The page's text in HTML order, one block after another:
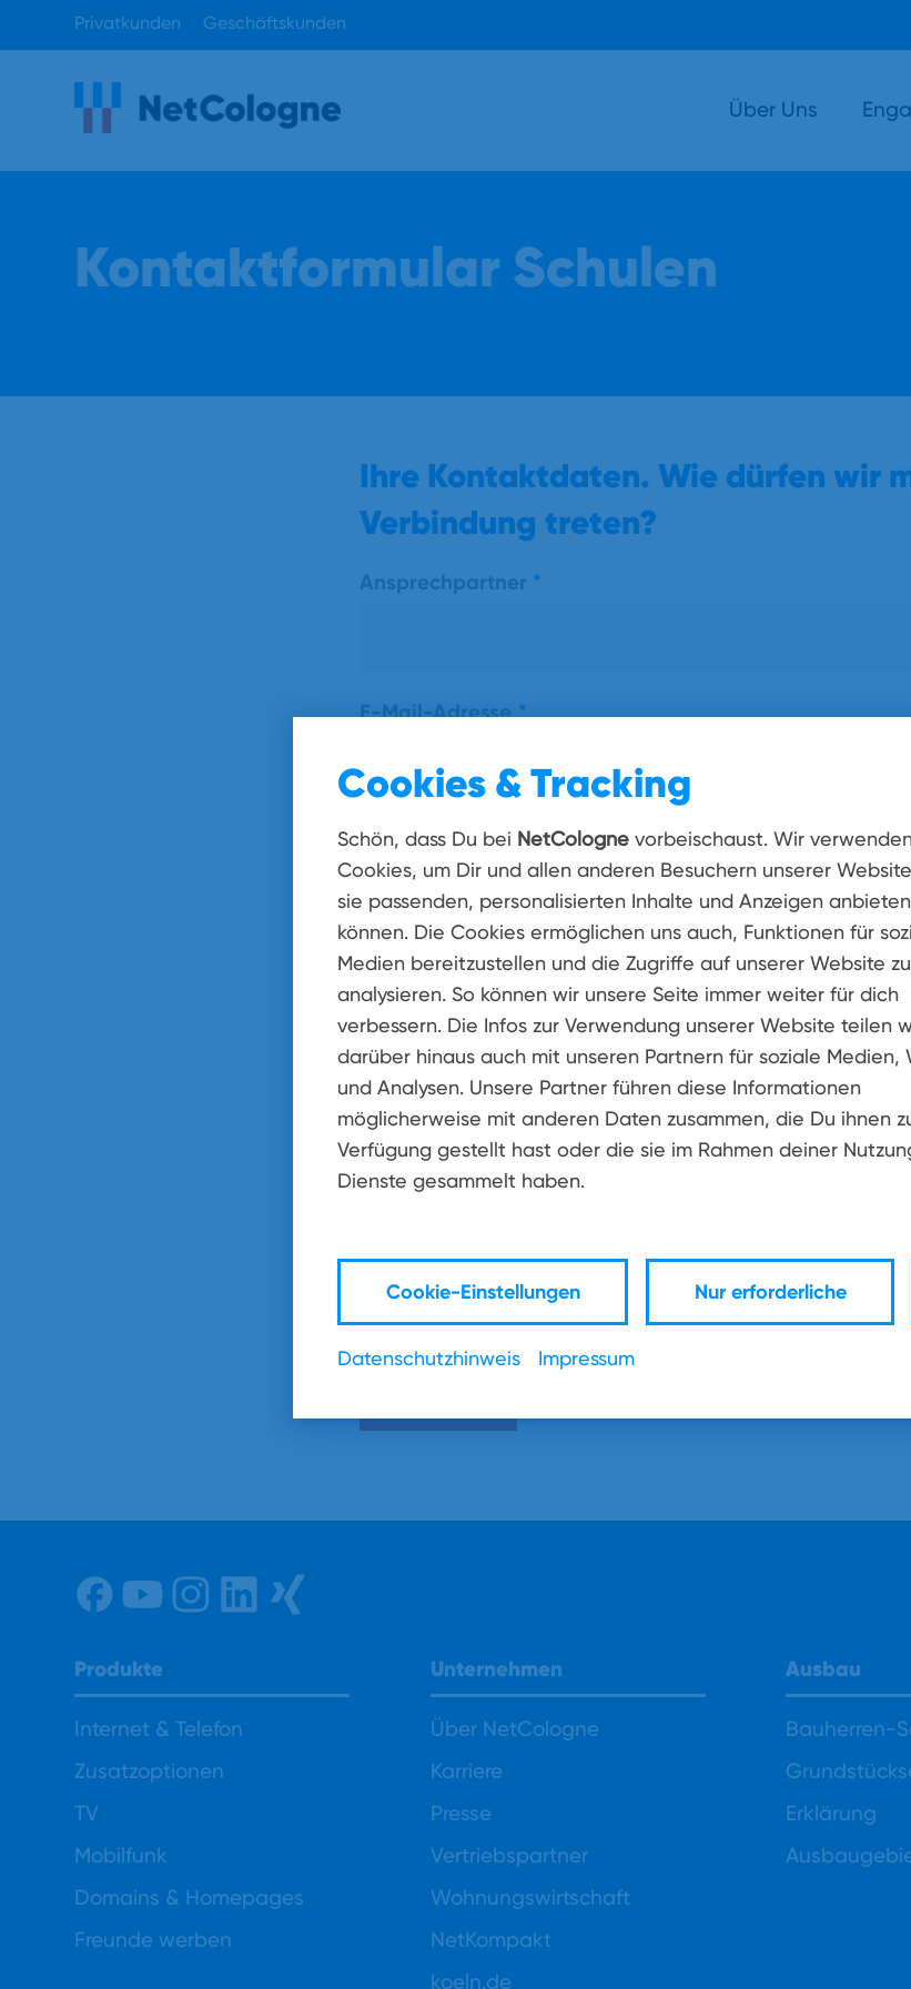
Cookies & Tracking
Schön, dass Du bei NetCologne vorbeischaust. Wir
Cookies, um Dir und allen anderen Besuchern unserer
sie passenden, personalisierten Inhalte und Anzeigen
können. Die Cookies ermöglichen uns auch, Funktionen für
Medien bereitzustellen und die Zugriffe auf unserer Website zu
analysieren. So können wir unsere Seite immer weiter für dich
verbessern. Die Infos zur Verwendung unserer Website teilen
darüber hinaus auch mit unseren Partnern für soziale Medien,
und Analysen. Unsere Partner führen diese Informationen
möglicherweise mit anderen Daten zusammen, die Du ihnen
Verfügung gestellt hast oder die sie im Rahmen deiner
Dienste gesammelt haben.
Cookie-Einstellungen Nur erforderliche
Datenschutzhinweis Impressum
Privatkunden Geschäftskunden
Über Uns
Kontaktformular Schulen
Ihre Kontaktdaten. Wie dürfen wir
Verbindung treten?
Ansprechpartner *
E-Mail-Adresse*
Rückrufnummer*
Bitte wählen Sie ein Thema
Nachricht*
Informationen zum Datenschutz finden Sie in unseren
unterwww.netcologne.de/datenschutz.
Produkte
Internet & Telefon
Zusatzoptionen
TV
Mobilfunk
Domains & Homepages
Freunde werben
Unternehmen
Über NetCologne
Karriere
Presse
Vertriebspartner
Wohnungswirtschaft
NetKompakt
koeln.de
Ausbau
Bauherren-
Erklärung